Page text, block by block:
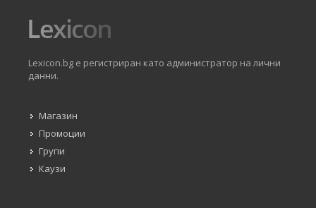
Lexicon.bg е регистриран като администратор на лични
данни.
Магазин
Промоции
Групи
Каузи